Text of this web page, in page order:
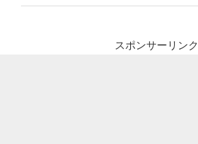
スポンサーリンク